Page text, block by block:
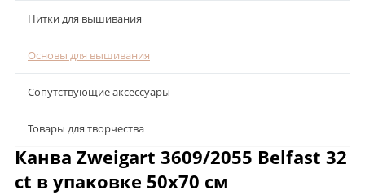
Нитки для вышивания
Основы для вышивания
Сопутствующие аксессуары
Товары для творчества
Канва Zweigart 3609/2055 Belfast 32
ct в упаковке 50х70 см